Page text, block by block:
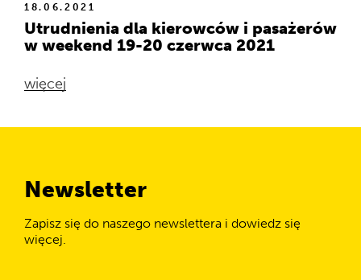
18.06.2021
Utrudnienia dla kierowców i pasażerów
w weekend 19-20 czerwca 2021
więcej
Newsletter
Zapisz się do naszego newslettera i dowiedz się
więcej.